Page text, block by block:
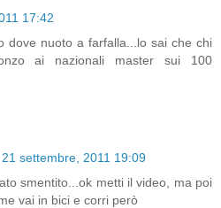
17:42
dove nuoto a farfalla...lo sai che chi
ai nazionali master sui 100
21 settembre, 2011 19:09
smentito...ok metti il video, ma poi
vai in bici e corri però